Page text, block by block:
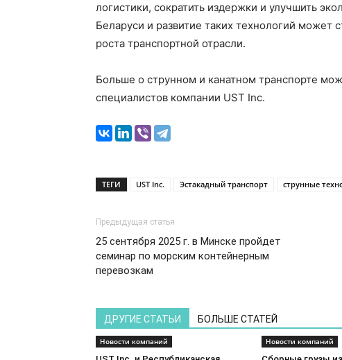
логистики, сократить издержки и улучшить
Беларуси и развитие таких технологий может
роста транспортной отрасли.
Больше о струнном и канатном транспорте
специалистов компании UST Inc.
ТЕГИ UST Inc. Эстакадный транспорт струнные
Предыдущая статья
25 сентября 2025 г. в Минске пройдет
семинар по морским контейнерным
перевозкам
ДРУГИЕ СТАТЬИ БОЛЬШЕ СТАТЕЙ
Новости компаний Новости компаний